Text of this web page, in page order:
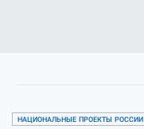
НАЦИОНАЛЬНЫЕ ПРОЕКТЫ РОССИИ